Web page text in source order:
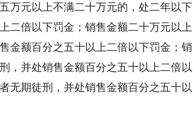
万元以上不满二十万元的，处二年以下
二倍以下罚金；销售金额二十万元以上
金额百分之五十以上二倍以下罚金；销
，并处销售金额百分之五十以上二倍以
无期徒刑，并处销售金额百分之五十以